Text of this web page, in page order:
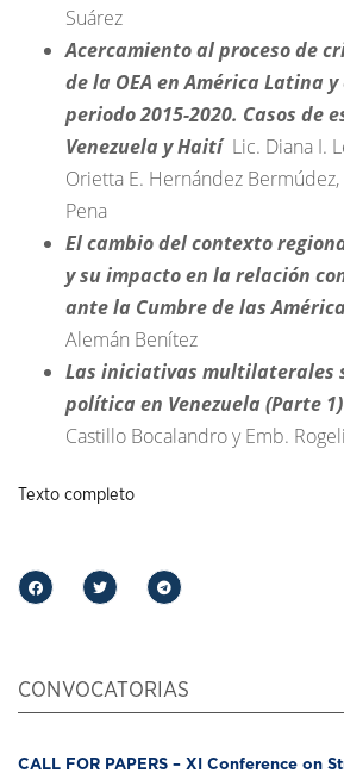
Suárez
Acercamiento al proceso de
de la OEA en América Latina
periodo 2015-2020. Casos de
Venezuela y Haití Lic. Diana I.
Orietta E. Hernández
Pena
El cambio del contexto
y su impacto en la relación
ante la Cumbre de las
Alemán Benítez
Las iniciativas multilaterales
política en Venezuela (Parte 1)
Castillo Bocalandro y Emb.
Texto completo
CONVOCATORIAS
CALL FOR PAPERS – XI Conference on